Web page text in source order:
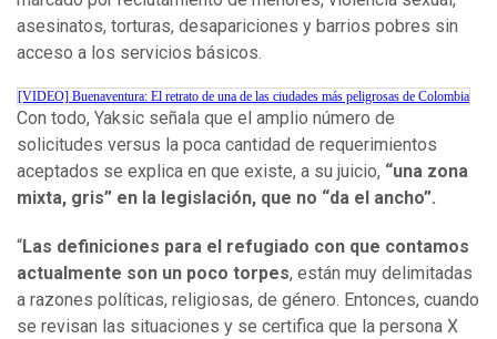
asesinatos, torturas, desapariciones y barrios pobres sin
acceso a los servicios básicos.
[VIDEO] Buenaventura: El retrato de una de las ciudades más peligrosas de Colombia
Con todo, Yaksic señala que el amplio número de
solicitudes versus la poca cantidad de requerimientos
aceptados se explica en que existe, a su juicio, “una zona
mixta, gris” en la legislación, que no “da el ancho”.
“Las definiciones para el refugiado con que contamos
actualmente son un poco torpes, están muy delimitadas
a razones políticas, religiosas, de género. Entonces, cuando
se revisan las situaciones y se certifica que la persona X